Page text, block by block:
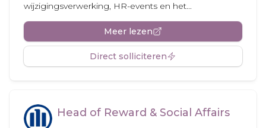
wijzigingsverwerking, HR-events en het...
Meer lezen
Direct solliciteren
Head of Reward & Social Affairs